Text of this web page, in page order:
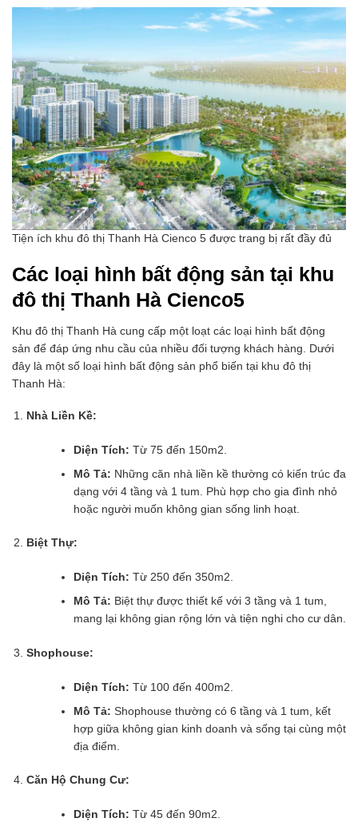
Tiện ích khu đô thị Thanh Hà Cienco 5 được trang bị rất đầy đủ
Các loại hình bất động sản tại khu
đô thị Thanh Hà Cienco5
Khu đô thị Thanh Hà cung cấp một loạt các loại hình bất động
sản để đáp ứng nhu cầu của nhiều đối tượng khách hàng. Dưới
đây là một số loại hình bất động sản phổ biến tại khu đô thị
Thanh Hà:
Nhà Liền Kề:
Diện Tích: Từ 75 đến 150m2.
Mô Tả: Những căn nhà liền kề thường có kiến trúc đa
dạng với 4 tầng và 1 tum. Phù hợp cho gia đình nhỏ
hoặc người muốn không gian sống linh hoạt.
Biệt Thự:
Diện Tích: Từ 250 đến 350m2.
Mô Tả: Biệt thự được thiết kế với 3 tầng và 1 tum,
mang lại không gian rộng lớn và tiện nghi cho cư dân.
Shophouse:
Diện Tích: Từ 100 đến 400m2.
Mô Tả: Shophouse thường có 6 tầng và 1 tum, kết
hợp giữa không gian kinh doanh và sống tại cùng một
địa điểm.
Căn Hộ Chung Cư:
Diện Tích: Từ 45 đến 90m2.